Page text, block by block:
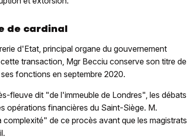
de cardinal
d'Etat, principal organe du gouvernement
transaction, Mgr Becciu conserve son titre de
fonctions en septembre 2020.
fleuve dit "de l'immeuble de Londres", les débats
opérations financières du Saint-Siège. M.
de ce procès avant que les magistrats